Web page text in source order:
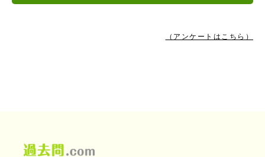
（アンケートはこちら）